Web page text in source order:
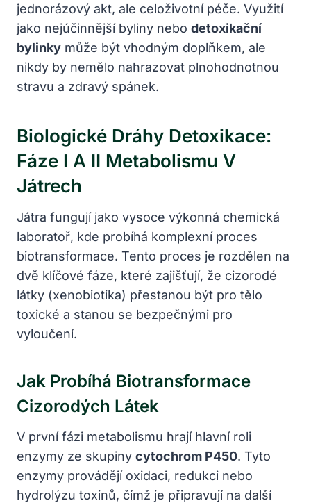
jednorázový akt, ale celoživotní péče. Využití
jako nejúčinnější byliny nebo detoxikační
bylinky může být vhodným doplňkem, ale
nikdy by nemělo nahrazovat plnohodnotnou
stravu a zdravý spánek.
Biologické Dráhy Detoxikace:
Fáze I A II Metabolismu V
Játrech
Játra fungují jako vysoce výkonná chemická
laboratoř, kde probíhá komplexní proces
biotransformace. Tento proces je rozdělen na
dvě klíčové fáze, které zajišťují, že cizorodé
látky (xenobiotika) přestanou být pro tělo
toxické a stanou se bezpečnými pro
vyloučení.
Jak Probíhá Biotransformace
Cizorodých Látek
V první fázi metabolismu hrají hlavní roli
enzymy ze skupiny cytochrom P450. Tyto
enzymy provádějí oxidaci, redukci nebo
hydrolýzu toxinů, čímž je připravují na další